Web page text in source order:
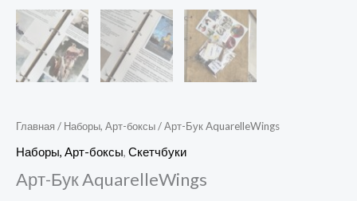
Главная / Наборы, Арт-боксы/ Арт-Бук AquarelleWings
Наборы, Арт-боксы, Скетчбуки
Арт-Бук AquarelleWings